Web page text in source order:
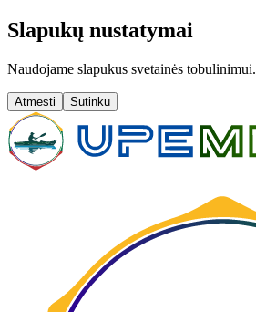
Slapukų nustatymai
Naudojame slapukus svetainės tobulinimui.
Atmesti Sutinku